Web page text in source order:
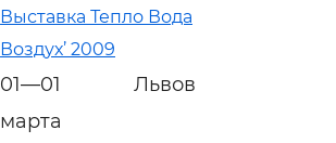
Выставка Тепло Вода
Воздух’ 2009
01—01
марта
Львов